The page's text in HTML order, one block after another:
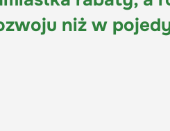
niż w